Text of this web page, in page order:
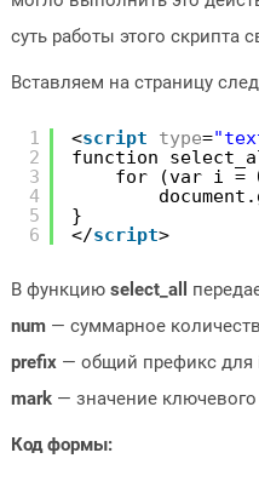
суть работы этого скрипта
Вставляем на страницу
1
2
3
4
5
6
<script type=
function
for (var i =
}
</script>
В функцию select_all
num— суммарное
prefix— общий префикс для
mark— значение
Код формы: